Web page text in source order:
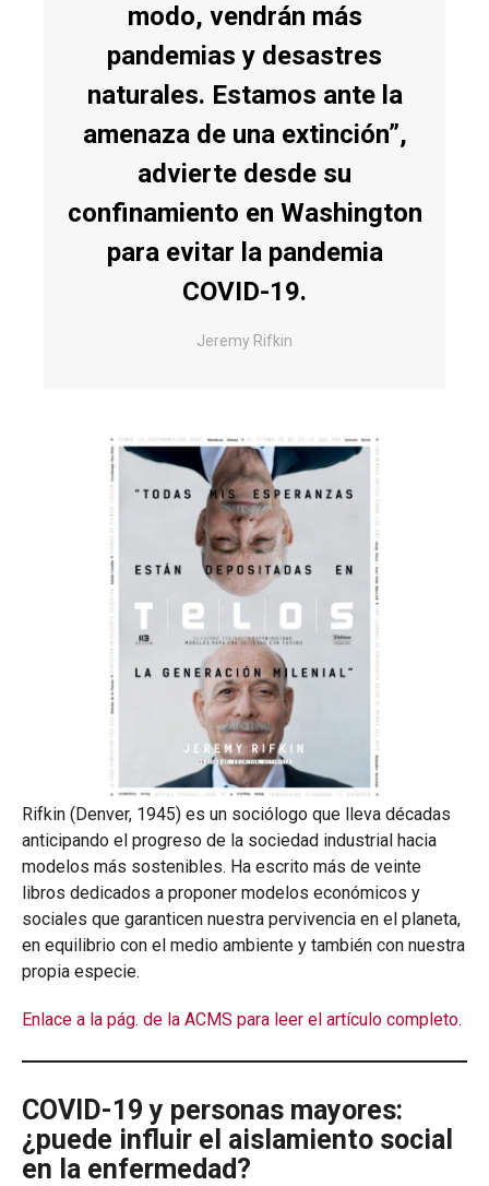
modo, vendrán más
pandemias y desastres
naturales. Estamos ante la
amenaza de una extinción”,
advierte desde su
confinamiento en Washington
para evitar la pandemia
COVID-19.
Jeremy Rifkin
Rifkin (Denver, 1945) es un sociólogo que lleva décadas
anticipando el progreso de la sociedad industrial hacia
modelos más sostenibles. Ha escrito más de veinte
libros dedicados a proponer modelos económicos y
sociales que garanticen nuestra pervivencia en el planeta,
en equilibrio con el medio ambiente y también con nuestra
propia especie.
Enlace a la pág. de la ACMS para leer el artículo completo.
COVID-19 y personas mayores:
¿puede influir el aislamiento social
en la enfermedad?